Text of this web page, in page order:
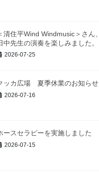
清住平Wind Windmusic＞さん、
中先生の演奏を楽しみました。
2026-07-25
ッカ広場 夏季休業のお知らせ
2026-07-16
ースセラピーを実施しました
2026-07-15